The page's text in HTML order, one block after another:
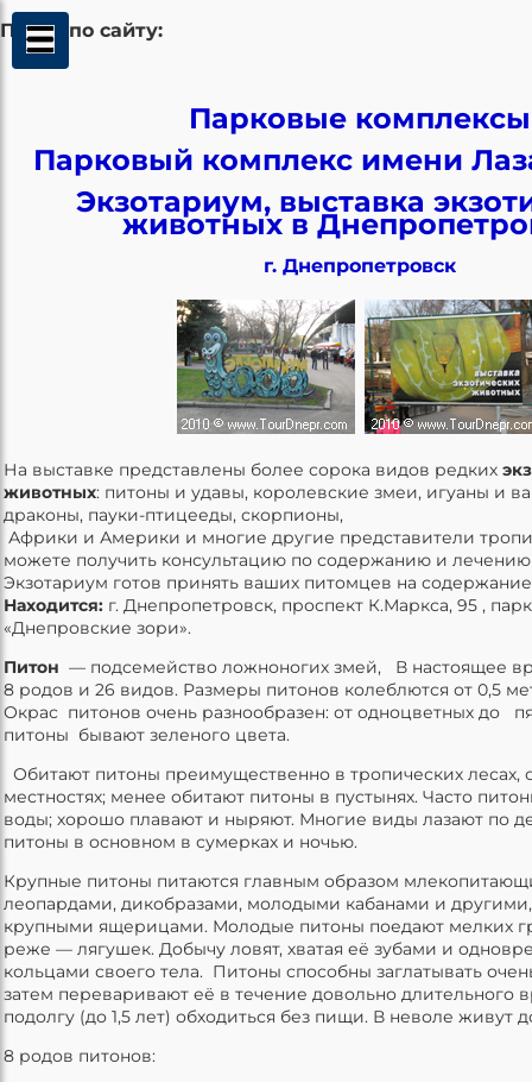
Поиск по сайту:
Парковые комплексы
Парковый комплекс имени
Экзотариум, выставка
животных в
г. Днепропетровск
На выставке представлены более сорока видов редких
животных: питоны и удавы, королевские змеи, игуаны и
драконы, пауки-птицееды, скорпионы,
Африки и Америки и многие другие представители
можете получить консультацию по содержанию и
Экзотариум готов принять ваших питомцев на
Находится: г. Днепропетровск, проспект К.Маркса, 95 ,
«Днепровские зори».
Питон — подсемейство ложноногих змей, В настоящее
8 родов и 26 видов. Размеры питонов колеблются от 0,5
Окрас питонов очень разнообразен: от одноцветных до
питоны бывают зеленого цвета.
Обитают питоны преимущественно в тропических лесах,
местностях; менее обитают питоны в пустынях. Часто
воды; хорошо плавают и ныряют. Многие виды лазают по
питоны в основном в сумерках и ночью.
Крупные питоны питаются главным образом
леопардами, дикобразами, молодыми кабанами и
крупными ящерицами. Молодые питоны поедают мелких
реже — лягушек. Добычу ловят, хватая её зубами и
кольцами своего тела. Питоны способны заглатывать
затем переваривают её в течение довольно длительного
подолгу (до 1,5 лет) обходиться без пищи. В неволе живут
8 родов питонов: